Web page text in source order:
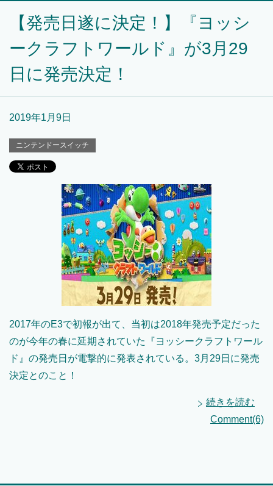
【発売日遂に決定！】『ヨッシ
ークラフトワールド』が3月29
日に発売決定！
2019年1月9日
ニンテンドースイッチ
2017年のE3で初報が出て、当初は2018年発売予定だった
のが今年の春に延期されていた『ヨッシークラフトワール
ド』の発売日が電撃的に発表されている。3月29日に発売
決定とのこと！
続きを読む
Comment(6)